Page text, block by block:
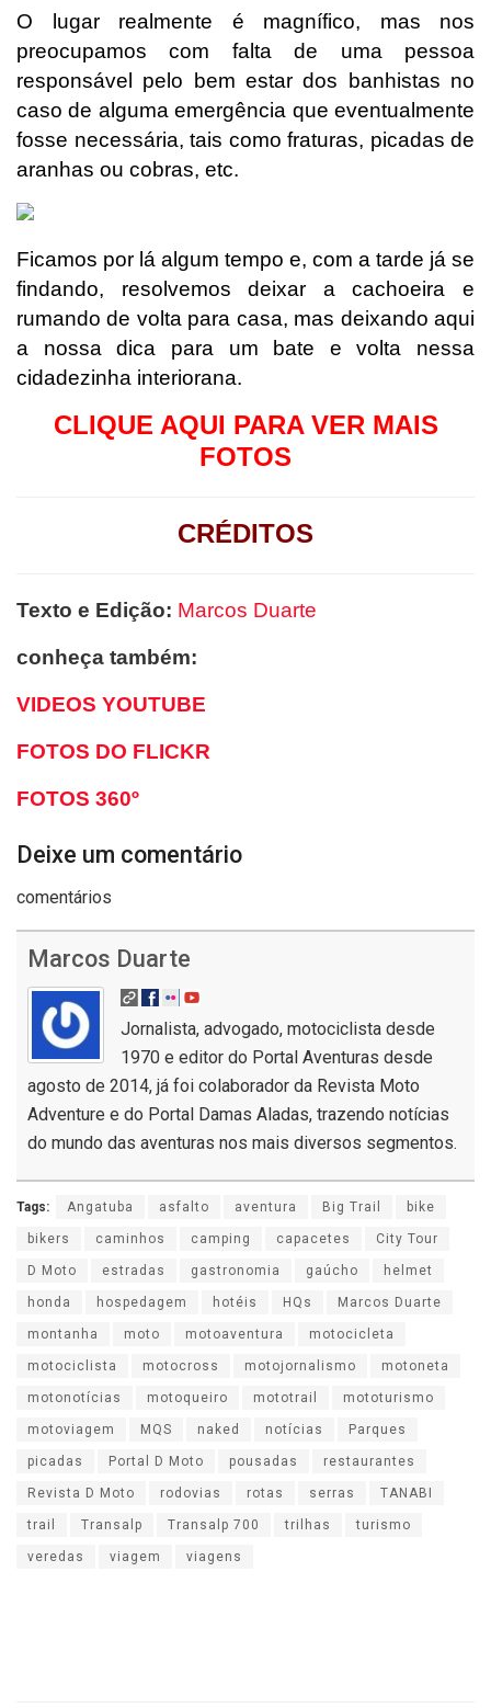
O lugar realmente é magnífico, mas nos
preocupamos com falta de uma pessoa
responsável pelo bem estar dos banhistas no
caso de alguma emergência que eventualmente
fosse necessária, tais como fraturas, picadas de
aranhas ou cobras, etc.
Ficamos por lá algum tempo e, com a tarde já se
findando, resolvemos deixar a cachoeira e
rumando de volta para casa, mas deixando aqui
a nossa dica para um bate e volta nessa
cidadezinha interiorana.
CLIQUE AQUI PARA VER MAIS
FOTOS
CRÉDITOS
Texto e Edição: Marcos Duarte
conheça também:
VIDEOS YOUTUBE
FOTOS DO FLICKR
FOTOS 360º
Deixe um comentário
comentários
Marcos Duarte
Jornalista, advogado, motociclista desde
1970 e editor do Portal Aventuras desde
agosto de 2014, já foi colaborador da Revista Moto
Adventure e do Portal Damas Aladas, trazendo notícias
do mundo das aventuras nos mais diversos segmentos.
Tags: Angatuba asfalto aventura Big Trail bike
bikers caminhos camping capacetes City Tour
D Moto estradas gastronomia gaúcho helmet
honda hospedagem hotéis HQs Marcos Duarte
montanha moto motoaventura motocicleta
motociclista motocross motojornalismo motoneta
motonotícias motoqueiro mototrail mototurismo
motoviagem MQS naked notícias Parques
picadas Portal D Moto pousadas restaurantes
Revista D Moto rodovias rotas serras TANABI
trail Transalp Transalp 700 trilhas turismo
veredas viagem viagens